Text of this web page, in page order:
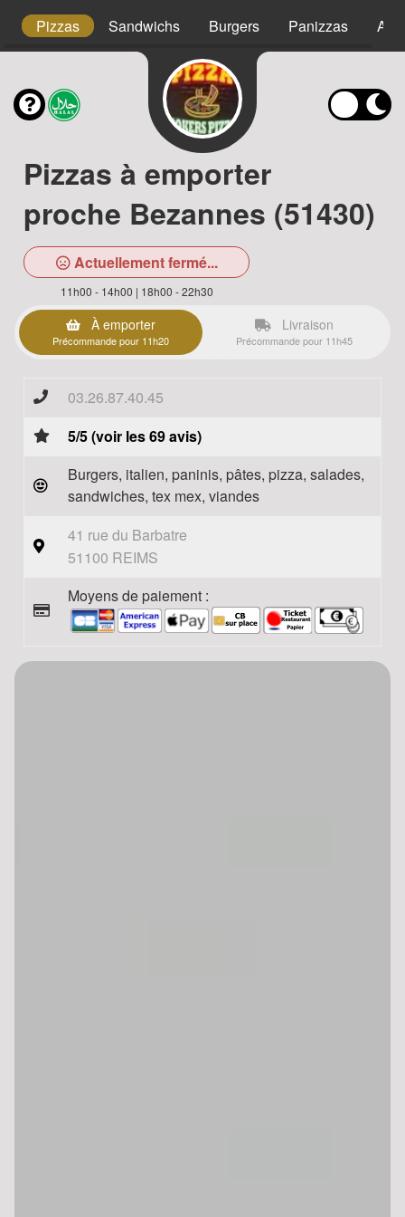
Pizzas Sandwichs Burgers Panizzas
Pizzas à emporter
proche Bezannes (51430)
Actuellement fermé...
11h00 - 14h00 | 18h00 - 22h30
À emporter
Précommande pour 11h20
Livraison
Précommande pour 11h45
03.26.87.40.45
5/5 (voir les 69 avis)
Burgers, italien, paninis, pâtes, pizza, salades,
sandwiches, tex mex, viandes
41 rue du Barbatre
51100 REIMS
Moyens de paiement :